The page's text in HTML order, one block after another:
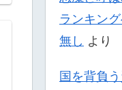
ランキン
無し より
国を背負